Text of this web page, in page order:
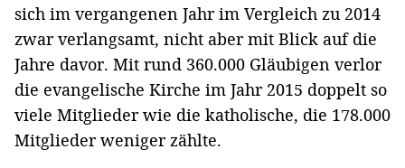
sich im vergangenen Jahr im Vergleich zu 2014
zwar verlangsamt, nicht aber mit Blick auf die
Jahre davor. Mit rund 360.000 Gläubigen verlor
die evangelische Kirche im Jahr 2015 doppelt so
viele Mitglieder wie die katholische, die 178.000
Mitglieder weniger zählte.